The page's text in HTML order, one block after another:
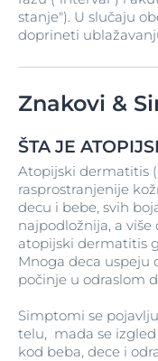
stanje"). U slučaju
doprineti
Znakovi &
ŠTA JE
Atopijski dermatitis
rasprostranjenije
decu i bebe, svih
najpodložnija, a
atopijski dermatitis
Mnoga deca uspeju
počinje u odraslom
Simptomi se
telu, mada se
kod beba, dece i